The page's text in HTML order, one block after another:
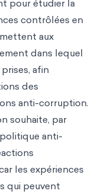
pour étudier la
contrôlées en
aux
dans lequel
afin
des
anti-corruption.
souhaite, par
anti-
les expériences
qui peuvent